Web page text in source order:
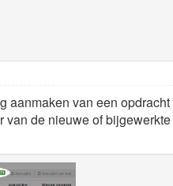
aanmaken van een
van de nieuwe of